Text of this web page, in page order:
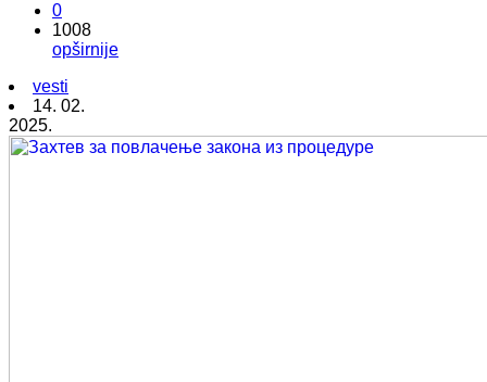
0
1008
opširnije
vesti
14. 02.
2025.